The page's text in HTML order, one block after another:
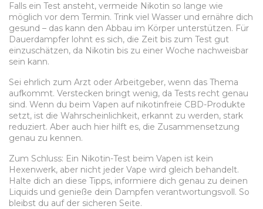
Falls ein Test ansteht, vermeide Nikotin so lange wie
möglich vor dem Termin. Trink viel Wasser und ernähre dich
gesund – das kann den Abbau im Körper unterstützen. Für
Dauerdampfer lohnt es sich, die Zeit bis zum Test gut
einzuschätzen, da Nikotin bis zu einer Woche nachweisbar
sein kann.
Sei ehrlich zum Arzt oder Arbeitgeber, wenn das Thema
aufkommt. Verstecken bringt wenig, da Tests recht genau
sind. Wenn du beim Vapen auf nikotinfreie CBD-Produkte
setzt, ist die Wahrscheinlichkeit, erkannt zu werden, stark
reduziert. Aber auch hier hilft es, die Zusammensetzung
genau zu kennen.
Zum Schluss: Ein Nikotin-Test beim Vapen ist kein
Hexenwerk, aber nicht jeder Vape wird gleich behandelt.
Halte dich an diese Tipps, informiere dich genau zu deinen
Liquids und genieße dein Dampfen verantwortungsvoll. So
bleibst du auf der sicheren Seite.